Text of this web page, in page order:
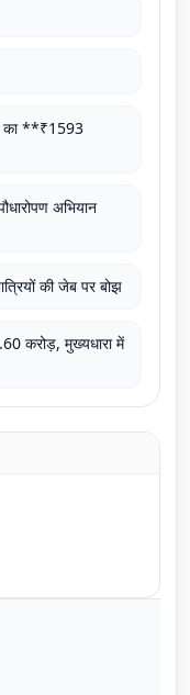
का **₹1593
अभियान
की जेब पर बोझ
करोड़, मुख्यधारा में